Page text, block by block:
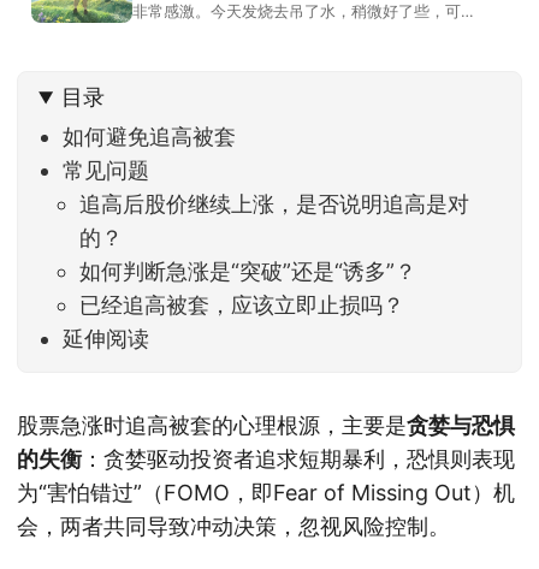
非常感激。今天发烧去吊了水，稍微好了些，可没
去相差不大，但细看下来，跌幅超过3%的只有不到
目录
如何避免追高被套
常见问题
追高后股价继续上涨，是否说明追高是对
的？
如何判断急涨是“突破”还是“诱多”？
已经追高被套，应该立即止损吗？
延伸阅读
股票急涨时追高被套的心理根源，主要是贪婪与恐惧
的失衡 ：贪婪驱动投资者追求短期暴利，恐惧则表现
为“害怕错过”（FOMO，即Fear of Missing Out）机
会，两者共同导致冲动决策，忽视风险控制。